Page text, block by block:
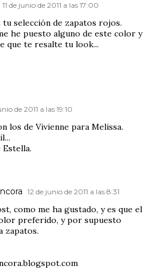
11 de junio de 2011 a las 17:00
selección de zapatos rojos.
he puesto alguno de este color y
que te resalte tu look...
de 2011 a las 19:10
los de Vivienne para Melissa.
Estella.
12 de junio de 2011 a las 8:31
como me ha gustado, y es que el
preferido, y por supuesto
zapatos.